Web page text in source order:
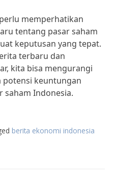
memperhatikan
tentang pasar saham
keputusan yang tepat.
terbaru dan
kita bisa mengurangi
potensi keuntungan
saham Indonesia.
berita ekonomi indonesia